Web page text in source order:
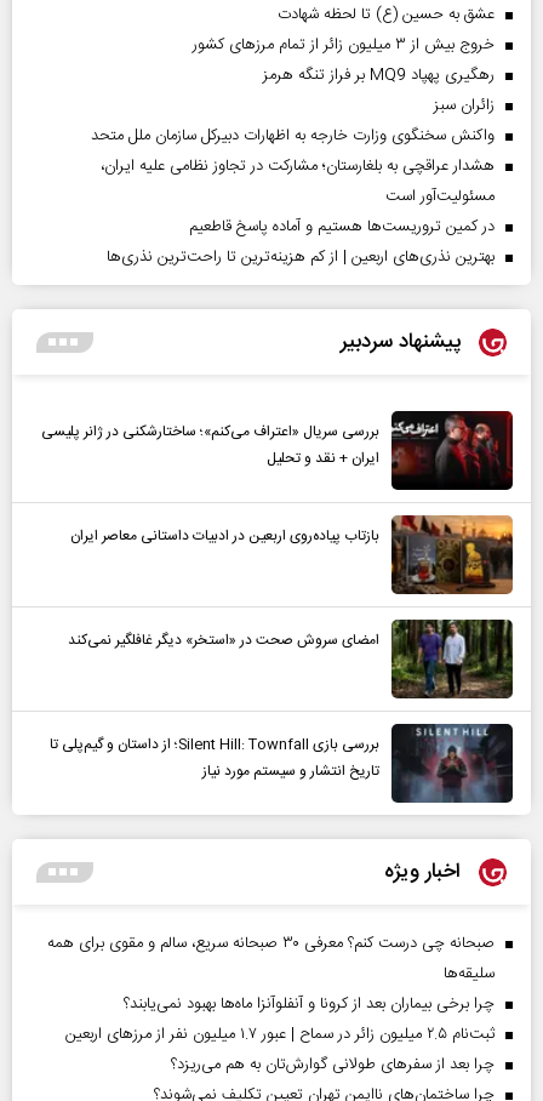
عشق به حسین (ع) تا لحظه شهادت
خروج بیش از ۳ میلیون زائر از تمام مرز‌های کشور
رهگیری پهپاد MQ9 بر فراز تنگه هرمز
‌زائران سبز
واکنش سخنگوی وزارت خارجه به اظهارات دبیرکل سازمان ملل متحد
هشدار عراقچی به بلغارستان؛ مشارکت در تجاوز نظامی علیه ایران،
مسئولیت‌آور است
در کمین تروریست‌ها هستیم و آماده پاسخ قاطعیم
بهترین نذری‌های اربعین | از کم هزینه‌ترین تا راحت‌ترین نذری‌ها
پیشنهاد سردبیر
بررسی سریال «اعتراف می‌کنم»؛ ساختارشکنی در ژانر پلیسی
ایران + نقد و تحلیل
بازتاب پیاده‌روی اربعین در ادبیات داستانی معاصر ایران
امضای سروش صحت در «استخر» دیگر غافلگیر نمی‌کند
بررسی بازی Silent Hill: Townfall؛ از داستان و گیم‌پلی تا
تاریخ انتشار و سیستم مورد نیاز
اخبار ویژه
صبحانه چی درست کنم؟ معرفی ۳۰ صبحانه سریع، سالم و مقوی برای همه
سلیقه‌ها
چرا برخی بیماران بعد از کرونا و آنفلوآنزا ماه‌ها بهبود نمی‌یابند؟
ثبت‌نام ۲.۵ میلیون زائر در سماح | عبور ۱.۷ میلیون نفر از مرز‌های اربعین
چرا بعد از سفرهای طولانی گوارش‌تان به هم می‌ریزد؟
چرا ساختمان‌های ناایمن تهران تعیین تکلیف نمی‌شوند؟